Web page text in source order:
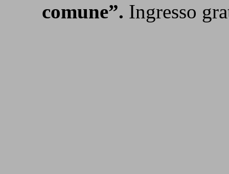
comune”. Ingresso